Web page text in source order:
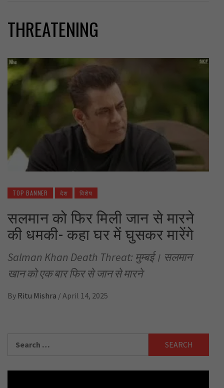
THREATENING
TOP BANNER देश विशेष
सलमान को फिर मिली जान से मारने
की धमकी- कहा घर में घुसकर मारेंगे
Salman Khan Death Threat: मुम्बई। सलमान
खान को एक बार फिर से जान से मारने
By Ritu Mishra / April 14, 2025
for: